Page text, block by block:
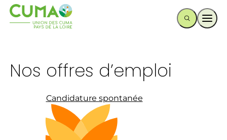
Nos offres d’emploi
Candidature spontanée